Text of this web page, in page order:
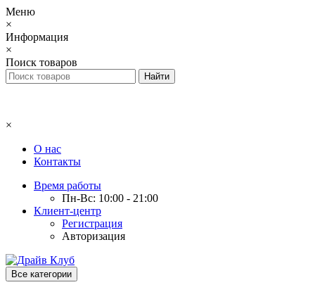
Меню
×
Информация
×
Поиск товаров
×
О нас
Контакты
Время работы
Пн-Вс: 10:00 - 21:00
Клиент-центр
Регистрация
Авторизация
Все категории